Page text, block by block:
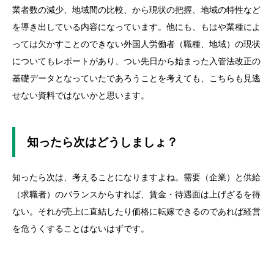
業者数の減少、地域間の比較、から現状の把握、地域の特性など
を導き出している内容になっています。他にも、もはや業種によ
っては欠かすことのできない外国人労働者（職種、地域）の現状
についてもレポートがあり、つい先日から始まった入管法改正の
基礎データとなっていたであろうことを考えても、こちらも見逃
せない資料ではないかと思います。
知ったら次はどうしましょ？
知ったら次は、考えることになりますよね。需要（企業）と供給
（求職者）のバランスからすれば、賃金・待遇面は上げざるを得
ない。それが売上に直結したり価格に転嫁できるのであれば経営
を危うくすることはないはずです。